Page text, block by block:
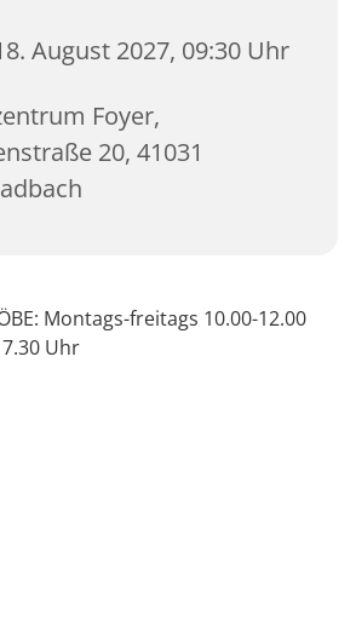
August 2027, 09:30 Uhr
Foyer,
20, 41031
Montags-freitags 10.00-12.00
Uhr